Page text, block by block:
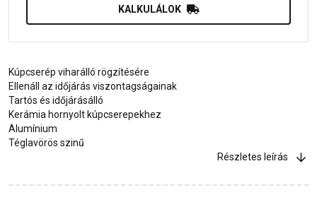
KALKULÁLOK
Kúpcserép viharálló rögzítésére
Ellenáll az időjárás viszontagságainak
Tartós és időjárásálló
Kerámia hornyolt kúpcserepekhez
Alumínium
Téglavörös szinű
Részletes leírás